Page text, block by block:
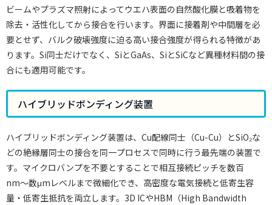
ビームやプラズマ照射によってウエハ表面の自然酸化膜と吸着物を
除去・活性化してから接合を行います。界面に接着剤や中間層を必
要とせず、バルク破壊強度に迫る高い接合強度が得られる特徴があ
ります。Si同士だけでなく、SiとGaAs、SiとSiCなど異種材料間の接
合にも適用可能です。
ハイブリッドボンディング装置
ハイブリッドボンディング装置は、Cu配線同士（Cu-Cu）とSiO₂な
どの絶縁層同士の接合を同一プロセスで同時に行う最先端の装置で
す。マイクロバンプを不要とすることで相互接続ピッチを数百
nm〜数μmレベルまで微細化でき、高密度な電気接続と低寄生容
量・低寄生抵抗を両立します。3D ICやHBM（High Bandwidth